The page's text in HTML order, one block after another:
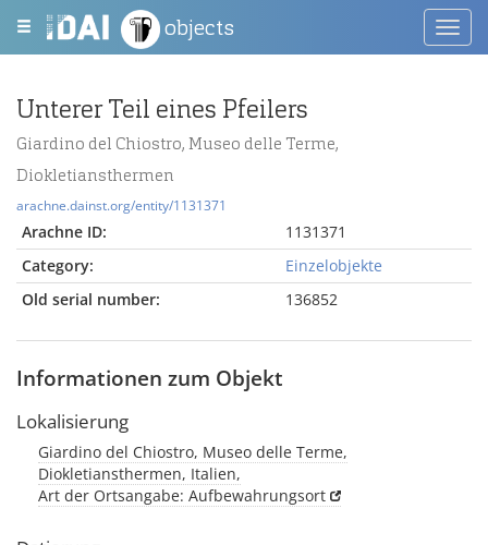
objects
Unterer Teil eines Pfeilers
Giardino del Chiostro, Museo delle Terme,
Diokletiansthermen
arachne.dainst.org/entity/1131371
Arachne ID:
1131371
Category:
Einzelobjekte
Old serial number:
136852
Informationen zum Objekt
Lokalisierung
Giardino del Chiostro, Museo delle Terme,
Diokletiansthermen, Italien,
Art der Ortsangabe: Aufbewahrungsort